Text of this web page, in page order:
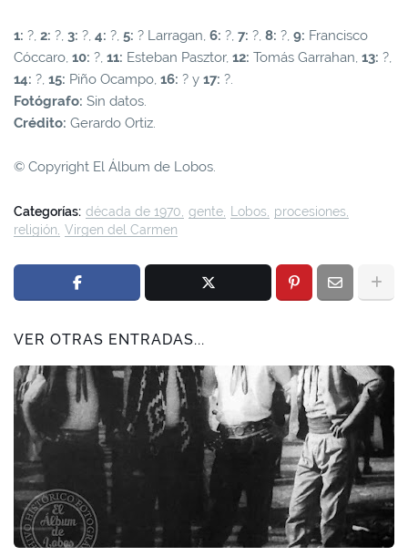
1: ?, 2: ?, 3: ?, 4: ?, 5: ? Larragan, 6: ?, 7: ?, 8: ?, 9: Francisco
Cóccaro, 10: ?, 11: Esteban Pasztor, 12: Tomás Garrahan, 13: ?,
14: ?, 15: Piño Ocampo, 16: ? y 17: ?.
Fotógrafo: Sin datos.
Crédito: Gerardo Ortiz.
© Copyright El Álbum de Lobos.
Categorías: década de 1970 gente Lobos
procesiones
religión Virgen del Carmen
VER OTRAS ENTRADAS...